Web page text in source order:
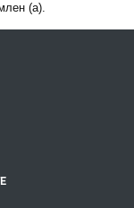
(а).